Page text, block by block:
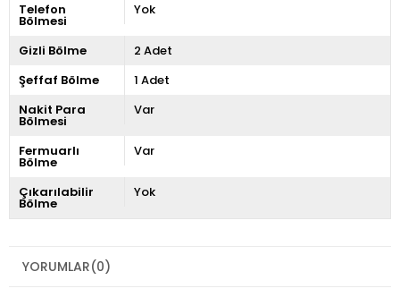
Telefon
Bölmesi
Yok
Gizli Bölme
2 Adet
Şeffaf Bölme
1 Adet
Nakit Para
Bölmesi
Var
Fermuarlı
Bölme
Var
Çıkarılabilir
Bölme
Yok
YORUMLAR(0)